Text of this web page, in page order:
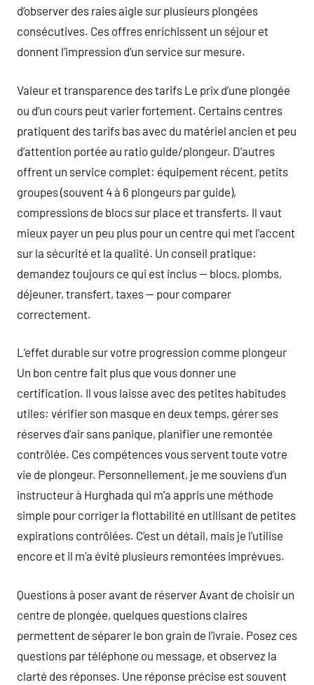
d’observer des raies aigle sur plusieurs plongées
consécutives. Ces offres enrichissent un séjour et
donnent l’impression d’un service sur mesure.
Valeur et transparence des tarifs Le prix d’une plongée
ou d’un cours peut varier fortement. Certains centres
pratiquent des tarifs bas avec du matériel ancien et peu
d’attention portée au ratio guide/plongeur. D’autres
offrent un service complet: équipement récent, petits
groupes (souvent 4 à 6 plongeurs par guide),
compressions de blocs sur place et transferts. Il vaut
mieux payer un peu plus pour un centre qui met l’accent
sur la sécurité et la qualité. Un conseil pratique:
demandez toujours ce qui est inclus — blocs, plombs,
déjeuner, transfert, taxes — pour comparer
correctement.
L’effet durable sur votre progression comme plongeur
Un bon centre fait plus que vous donner une
certification. Il vous laisse avec des petites habitudes
utiles: vérifier son masque en deux temps, gérer ses
réserves d’air sans panique, planifier une remontée
contrôlée. Ces compétences vous servent toute votre
vie de plongeur. Personnellement, je me souviens d’un
instructeur à Hurghada qui m’a appris une méthode
simple pour corriger la flottabilité en utilisant de petites
expirations contrôlées. C’est un détail, mais je l’utilise
encore et il m’a évité plusieurs remontées imprévues.
Questions à poser avant de réserver Avant de choisir un
centre de plongée, quelques questions claires
permettent de séparer le bon grain de l’ivraie. Posez ces
questions par téléphone ou message, et observez la
clarté des réponses. Une réponse précise est souvent